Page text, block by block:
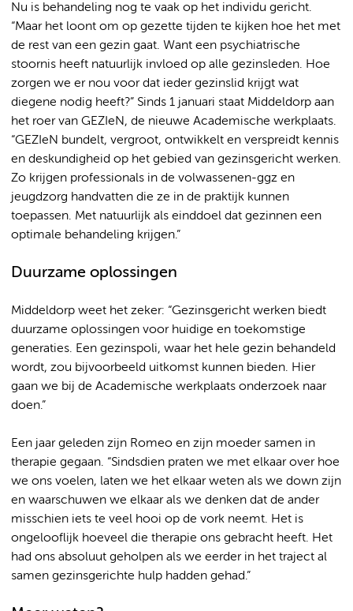
Nu is behandeling nog te vaak op het individu gericht.
“Maar het loont om op gezette tijden te kijken hoe het met
de rest van een gezin gaat. Want een psychiatrische
stoornis heeft natuurlijk invloed op alle gezinsleden. Hoe
zorgen we er nou voor dat ieder gezinslid krijgt wat
diegene nodig heeft?” Sinds 1 januari staat Middeldorp aan
het roer van GEZIeN, de nieuwe Academische werkplaats.
“GEZIeN bundelt, vergroot, ontwikkelt en verspreidt kennis
en deskundigheid op het gebied van gezinsgericht werken.
Zo krijgen professionals in de volwassenen-ggz en
jeugdzorg handvatten die ze in de praktijk kunnen
toepassen. Met natuurlijk als einddoel dat gezinnen een
optimale behandeling krijgen.”
Duurzame oplossingen
Middeldorp weet het zeker: “Gezinsgericht werken biedt
duurzame oplossingen voor huidige en toekomstige
generaties. Een gezinspoli, waar het hele gezin behandeld
wordt, zou bijvoorbeeld uitkomst kunnen bieden. Hier
gaan we bij de Academische werkplaats onderzoek naar
doen.”
Een jaar geleden zijn Romeo en zijn moeder samen in
therapie gegaan. “Sindsdien praten we met elkaar over hoe
we ons voelen, laten we het elkaar weten als we down zijn
en waarschuwen we elkaar als we denken dat de ander
misschien iets te veel hooi op de vork neemt. Het is
ongelooflijk hoeveel die therapie ons gebracht heeft. Het
had ons absoluut geholpen als we eerder in het traject al
samen gezinsgerichte hulp hadden gehad.”